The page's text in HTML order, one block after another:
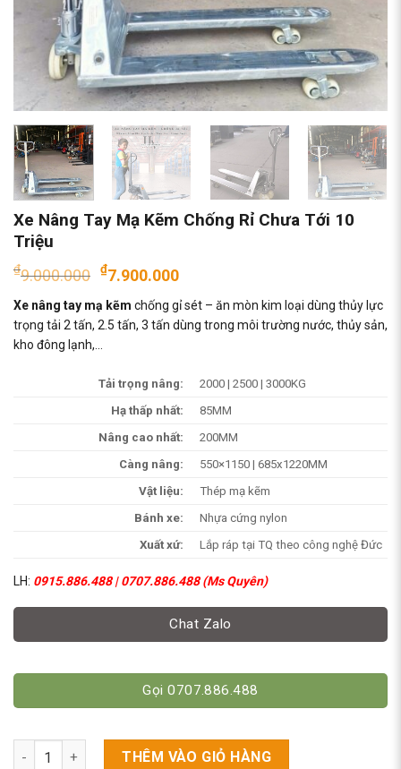
Xe Nâng Tay Mạ Kẽm Chống Rỉ Chưa Tới 10
Triệu
₫9.000.000 Giá
gốc
là:
₫9.000.000.
₫7.900.000Giá
hiện
tại
là:
Xe nâng tay mạ kẽm chống gỉ sét – ăn mòn kim loại dùng thủy lực
trọng tải 2 tấn, 2.5 tấn, 3 tấn dùng trong môi trường nước, thủy sản,
kho đông lạnh,…
Tải trọng nâng:
2000 | 2500 | 3000KG
Hạ thấp nhất:
85MM
Nâng cao nhất:
200MM
Càng nâng:
550×1150 | 685x1220MM
Vật liệu:
Thép mạ kẽm
Bánh xe:
Nhựa cứng nylon
Xuất xứ:
Lắp ráp tại TQ theo công nghệ Đức
LH: 0915.886.488 | 0707.886.488 (Ms Quyên)
Chat Zalo
Gọi 0707.886.488
Xe Nâng Tay Mạ Kẽm Chống Rỉ Chưa Tới 10 Triệu số lượng
THÊM VÀO GIỎ HÀNG